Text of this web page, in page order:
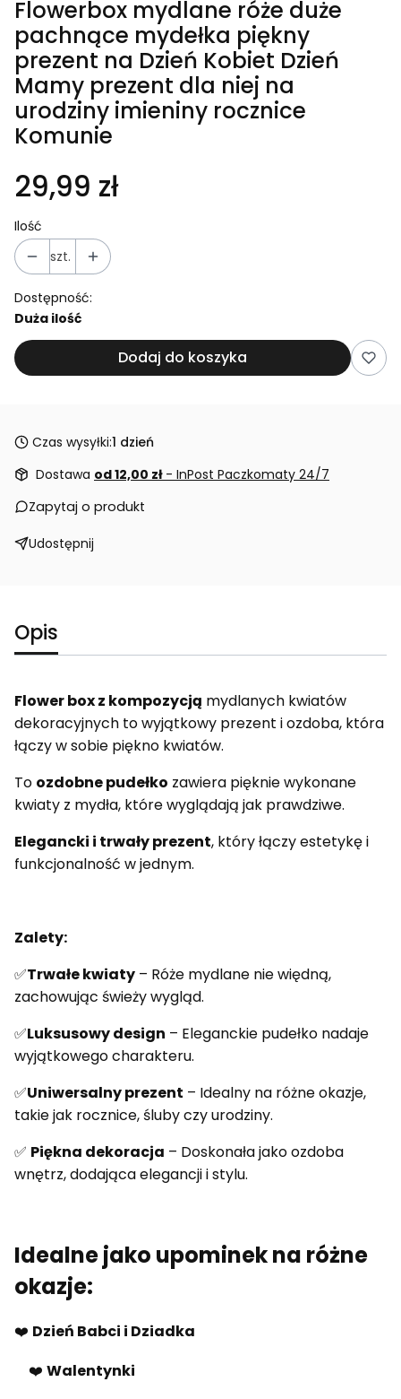
Flowerbox mydlane róże duże
pachnące mydełka piękny
prezent na Dzień Kobiet Dzień
Mamy prezent dla niej na
urodziny imieniny rocznice
Komunie
29,99 zł
Ilość
szt.
Dostępność:
Duża ilość
Dodaj do koszyka
Czas wysyłki:1 dzień
Dostawa od 12,00 zł - InPost Paczkomaty 24/7
Zapytaj o produkt
Udostępnij
Opis
Flower box z kompozycją mydlanych kwiatów
dekoracyjnych to wyjątkowy prezent i ozdoba, która
łączy w sobie piękno kwiatów.
To ozdobne pudełko zawiera pięknie wykonane
kwiaty z mydła, które wyglądają jak prawdziwe.
Elegancki i trwały prezent, który łączy estetykę i
funkcjonalność w jednym.
Zalety:
✅Trwałe kwiaty – Róże mydlane nie więdną,
zachowując świeży wygląd.
✅Luksusowy design – Eleganckie pudełko nadaje
wyjątkowego charakteru.
✅Uniwersalny prezent – Idealny na różne okazje,
takie jak rocznice, śluby czy urodziny.
✅ Piękna dekoracja – Doskonała jako ozdoba
wnętrz, dodająca elegancji i stylu.
Idealne jako upominek na różne
okazje:
❤️ Dzień Babci i Dziadka
❤️ Walentynki